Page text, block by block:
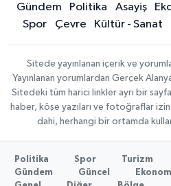
Gündem Politika Asayiş
Spor
Çevre Kültür - Sanat
Sitede yayınlanan içerik ve
Yayınlanan yorumlardan Gerçek
Sitedeki tüm harici linkler ayrı bir
haber, köşe yazıları ve fotoğraflar izin
dahi, herhangi bir ortamda
Politika Spor
Turizm
Gündem
Güncel